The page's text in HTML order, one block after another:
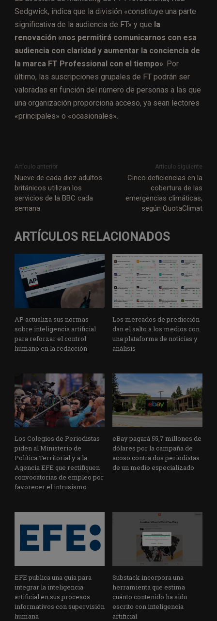
Sedgwick, indica que la división «constituye una parte
significativa de la audiencia de FT» y que la
renovación «nos permitirá comunicarnos con esa
audiencia con claridad y aumentar la conciencia de
la marca FT Professional con el tiempo». Por
último, las suscripciones grupales de FT podrán ser
valoradas en función del número de personas a las que
una organización proporciona acceso, ya sean lectores
«principales» o «ocasionales».
Artículo anterior
Nueve de cada diez adultos
británicos utilizan los
servicios de la BBC cada
semana
Artículo siguiente
Cinco deficiencias en la
cobertura de las
emergencias climáticas,
según QuotaClimat
ARTÍCULOS RELACIONADOS
AP actualiza sus normas
sobre inteligencia artificial
para reforzar el control
humano en la redacción
Los mercados de predicción
dan el salto a los medios con
una plataforma de noticias y
análisis
Los Colegios de Periodistas
piden al Ministerio de
Política Territorial y a la
Agencia EFE que rectifiquen
convocatorias de empleo por
favorecer el intrusismo
eBay pagará 55,7 millones de
dólares por la campaña de
acoso contra dos periodistas
de un medio especializado
EFE publica una guía para
integrar la inteligencia
artificial en sus procesos
informativos con supervisión
humana
Substack incorpora una
herramienta que estima
cuánto contenido ha sido
escrito con inteligencia
artificial